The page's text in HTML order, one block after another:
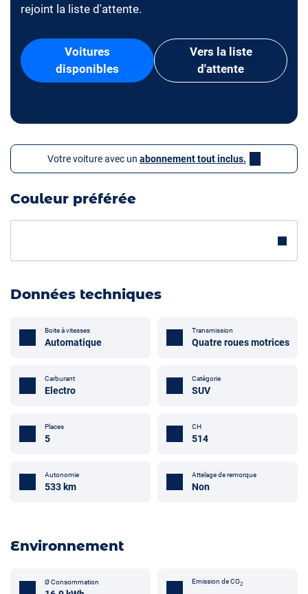
rejoint la liste d'attente.
Voitures
disponibles
Vers la liste
d'attente
Votre voiture avec un abonnement tout inclus.
Couleur préférée
Données techniques
Boite à vitesses
Automatique
Transmission
Quatre roues motrices
Carburant
Electro
Catégorie
SUV
Places
5
CH
514
Autonomie
533 km
Attelage de remorque
Non
Environnement
Ø Consommation Emission de CO2